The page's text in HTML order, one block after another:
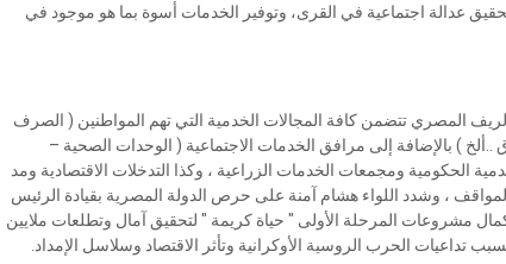
وتشمل ملايين المصريين في 1470 قرية لتحقيق عدالة اجتماعية في القرى، وتوفير الخدمات أسوة بما هو موجود في
المصري تتضمن كافة المجالات الخدمية التي تهم المواطنين ( الصرف
) بالإضافة إلى مرافق الخدمات الاجتماعية ( الوحدات الصحية –
الحكومية ومجمعات الخدمات الزراعية ، وكذا التدخلات الاقتصادية ومد
، وشدد اللواء هشام آمنة على حرص الدولة المصرية بقيادة الرئيس
مشروعات المرحلة الأولى " حياة كريمة " لتحقيق آمال وتطلعات ملايين
تداعيات الحرب الروسية الأوكرانية وتأثر الاقتصاد وسلاسل الإمداد.